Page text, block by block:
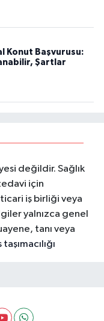
Konut Başvurusu:
Şartlar
değildir. Sağlık
için
iş birliği veya
yalnızca genel
tanı veya